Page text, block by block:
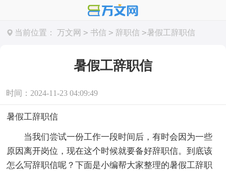
当前位置： 万文网 > 书信 > 辞职信 >暑假工辞职信
暑假工辞职信
时间：2024-11-23 04:09:49
暑假工辞职信
当我们尝试一份工作一段时间后，有时会因为一些
原因离开岗位，现在这个时候就要备好辞职信。到底该
怎么写辞职信呢？下面是小编帮大家整理的暑假工辞职